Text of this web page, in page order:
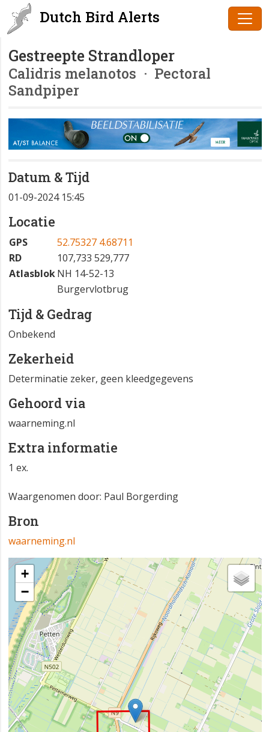
Dutch Bird Alerts
Gestreepte Strandloper
Calidris melanotos · Pectoral
Sandpiper
Datum & Tijd
01-09-2024 15:45
Locatie
GPS
52.75327 4.68711
RD
107,733 529,777
AtlasblokNH 14-52-13
Burgervlotbrug
Tijd & Gedrag
Onbekend
Zekerheid
Determinatie zeker, geen kleedgegevens
Gehoord via
waarneming.nl
Extra informatie
1 ex.
Waargenomen door: Paul Borgerding
Bron
waarneming.nl
+
−